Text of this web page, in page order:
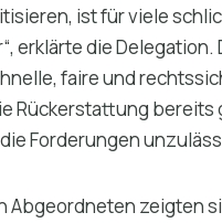
ist für viele
erklärte die Delegation.
faire und
Rückerstattung bereits
Forderungen
Abgeordneten zeigten